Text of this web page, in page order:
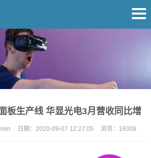
板生产线 华显光电3月营收同比增
日期： 2020-09-07 12:27:05 浏览： 19308